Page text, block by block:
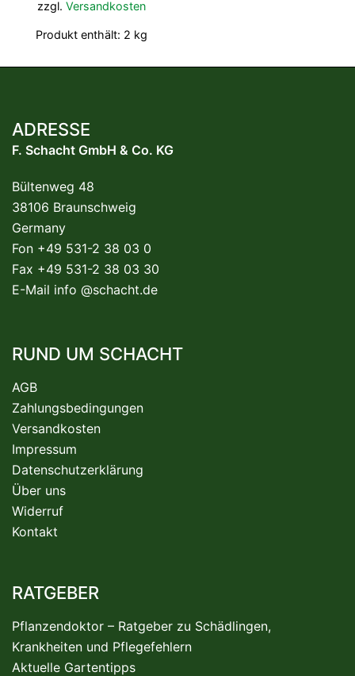
zzgl. Versandkosten
Produkt enthält: 2 kg
ADRESSE
F. Schacht GmbH & Co. KG
Bültenweg 48
38106 Braunschweig
Germany
Fon +49 531-2 38 03 0
Fax +49 531-2 38 03 30
E-Mail info @schacht.de
RUND UM SCHACHT
AGB
Zahlungsbedingungen
Versandkosten
Impressum
Datenschutzerklärung
Über uns
Widerruf
Kontakt
RATGEBER
Pflanzendoktor – Ratgeber zu Schädlingen,
Krankheiten und Pflegefehlern
Aktuelle Gartentipps